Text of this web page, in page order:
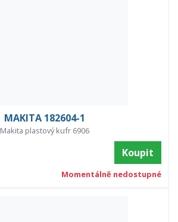
MAKITA 182604-1
Makita plastový kufr 6906
Koupit
Momentálně nedostupné